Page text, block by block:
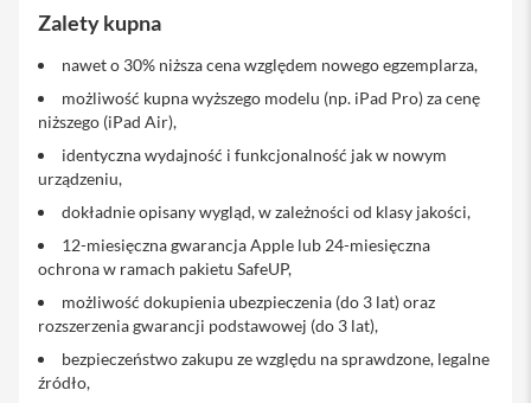
x
A
k
e
s
o
i
a
i
h
o
e
Zalety kupna
nawet o 30% niższa cena względem nowego egzemplarza,
możliwość kupna wyższego modelu (np. iPad Pro) za cenę
niższego (iPad Air),
identyczna wydajność i funkcjonalność jak w nowym
urządzeniu,
dokładnie opisany wygląd, w zależności od klasy jakości,
12-miesięczna gwarancja Apple lub 24-miesięczna
ochrona w ramach pakietu SafeUP,
możliwość dokupienia ubezpieczenia (do 3 lat) oraz
rozszerzenia gwarancji podstawowej (do 3 lat),
bezpieczeństwo zakupu ze względu na sprawdzone, legalne
źródło,